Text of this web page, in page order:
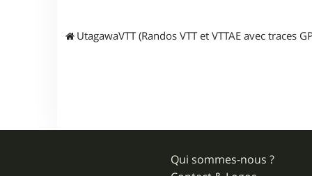
UtagawaVTT (Randos VTT et VTTAE avec traces
Qui sommes-nous ?